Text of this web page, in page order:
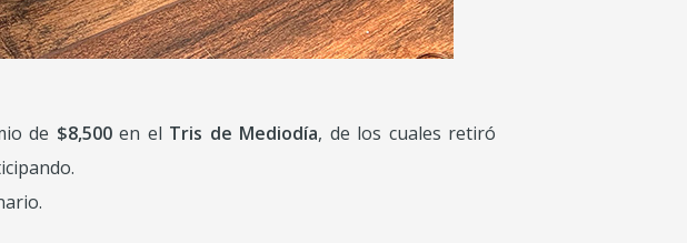
de $8,500en el Tris de Mediodía, de los cuales retiró